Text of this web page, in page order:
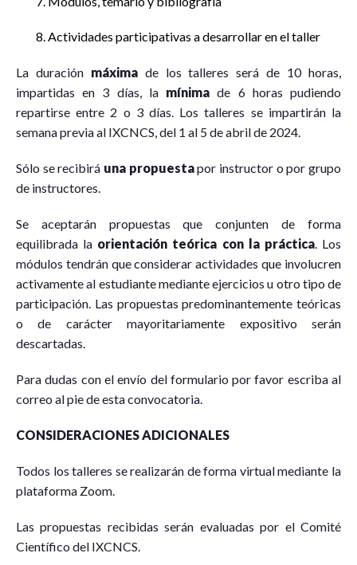
Actividades participativas a desarrollar en el taller
La duración máximade los talleres será de 10 horas,
impartidas en 3 días, la mínima de 6 horas pudiendo
repartirse entre 2 o 3 días. Los talleres se impartirán la
semana previa al IXCNCS, del 1 al 5 de abril de 2024.
Sólo se recibirá una propuestapor instructor o por grupo
de instructores.
Se aceptarán propuestas que conjunten de forma
equilibrada la orientación teórica con la práctica. Los
módulos tendrán que considerar actividades que involucren
activamente al estudiante mediante ejercicios u otro tipo de
participación. Las propuestas predominantemente teóricas
o de carácter mayoritariamente expositivo serán
descartadas.
Para dudas con el envío del formulario por favor escriba al
correo al pie de esta convocatoria.
CONSIDERACIONES ADICIONALES
Todos los talleres se realizarán de forma virtual mediante la
plataforma Zoom.
Las propuestas recibidas serán evaluadas por el Comité
Científico del IXCNCS.